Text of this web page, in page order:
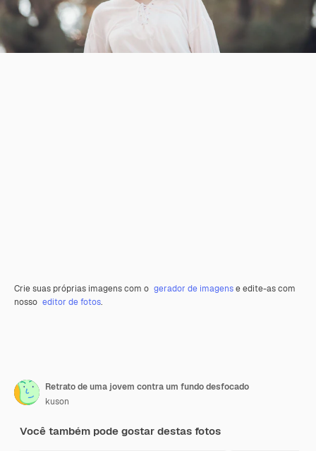
Crie suas próprias imagens com o gerador de imagense edite-as com
nosso editor de fotos.
Retrato de uma jovem contra um fundo desfocado
kuson
Você também pode gostar destas fotos